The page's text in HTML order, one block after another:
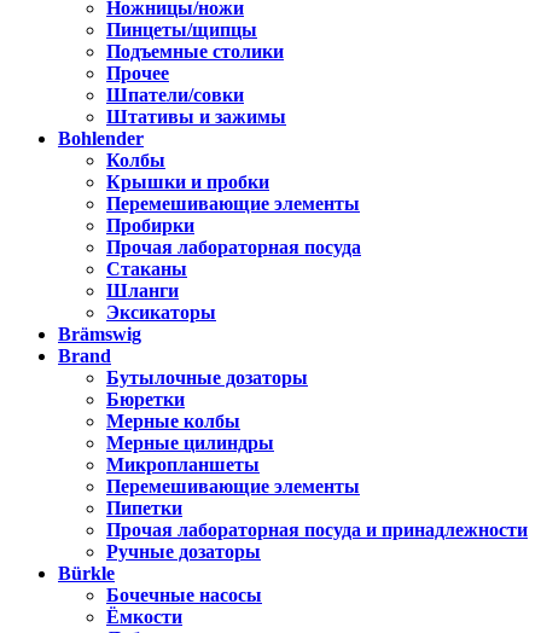
Ножницы/ножи
Пинцеты/щипцы
Подъемные столики
Прочее
Шпатели/совки
Штативы и зажимы
Bohlender
Колбы
Крышки и пробки
Перемешивающие элементы
Пробирки
Прочая лабораторная посуда
Стаканы
Шланги
Эксикаторы
Brämswig
Brand
Бутылочные дозаторы
Бюретки
Мерные колбы
Мерные цилиндры
Микропланшеты
Перемешивающие элементы
Пипетки
Прочая лабораторная посуда и принадлежности
Ручные дозаторы
Bürkle
Бочечные насосы
Ёмкости